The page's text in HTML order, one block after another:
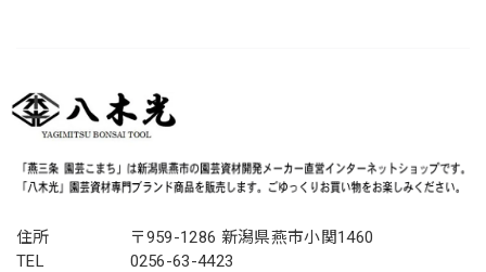
住所
〒959-1286 新潟県燕市小関1460
TEL
0256-63-4423